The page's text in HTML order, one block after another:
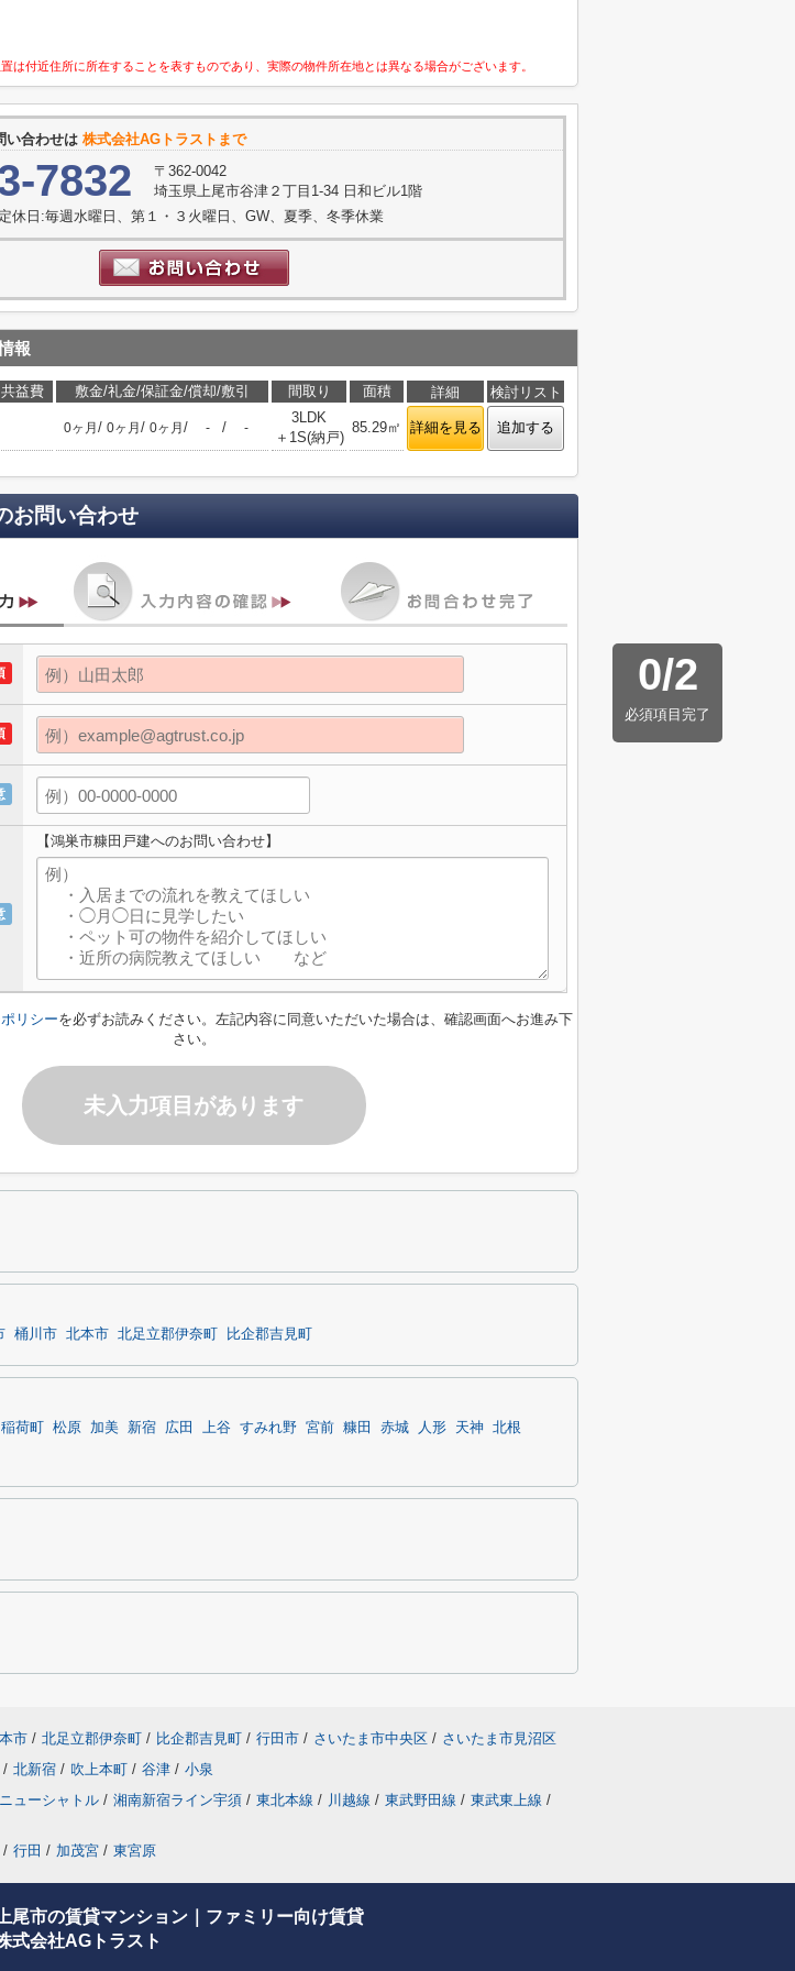
は付近住所に所在することを表すものであり、実際の物件所在地とは異なる場合がございます。
い合わせは 株式会社AGトラストまで
7832
〒362-0042
埼玉県上尾市谷津２丁目1-34 日和ビル1階
休日:毎週水曜日、第１・３火曜日、GW、夏季、冬季休業
報
益費 敷金/礼金/保証金/償却/敷引 間取り 面積 詳細 検討リスト
0ヶ月 / 0ヶ月 / 0ヶ月 / - / -
3LDK
＋1S(納戸)
85.29㎡ 詳細を見る 追加する
お問い合わせ
0/2
必須項目完了
【鴻巣市糠田戸建へのお問い合わせ】
リシーを必ずお読みください。左記内容に同意いただいた場合は、確認画面へお進み下
さい。
未入力項目があります
桶川市 北本市 北足立郡伊奈町 比企郡吉見町
稲荷町 松原 加美 新宿 広田 上谷 すみれ野 宮前 糠田 赤城 人形 天神 北根
市 / 北足立郡伊奈町 / 比企郡吉見町 / 行田市 / さいたま市中央区 / さいたま市見沼区
/ 北新宿 / 吹上本町 / 谷津 / 小泉
ューシャトル / 湘南新宿ライン宇須 / 東北本線 / 川越線 / 東武野田線 / 東武東上線 /
/ 行田 / 加茂宮 / 東宮原
上尾市の賃貸マンション｜ファミリー向け賃貸
式会社AGトラスト